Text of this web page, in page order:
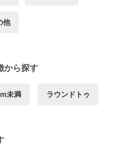
他
から探す
未満 ラウンドトゥ